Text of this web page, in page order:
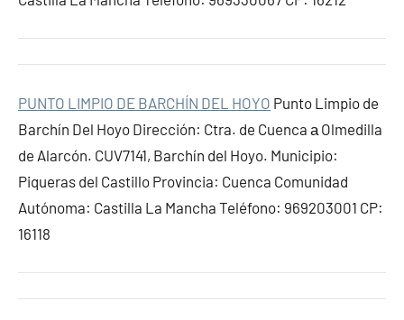
PUNTO LIMPIO DE BARCHÍN DEL HOYO Punto Limpio de
Barchín Del Hoyo Dirección: Ctra. de Cuenca а Olmedilla
de Alarcón. CUV7141, Barchín del Hoyo. Municipio:
Piqueras del Castillo Provincia: Cuenca Comunidad
Autónoma: Castilla La Mancha Teléfono: 969203001 CP:
16118